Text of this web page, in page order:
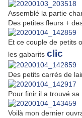
Assemblé la partie
Des petites fleurs +
Et ce couple de petits
les gabarits clic
Des petits carrés de
Pour finir il a trouvé sa
Voilà mon dernier